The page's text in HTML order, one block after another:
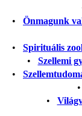
• Önmagunk
• Spirituális
• Szellemi
•
•